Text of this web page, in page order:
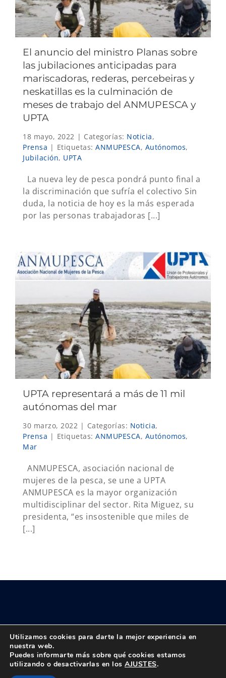
El anuncio del ministro Planas sobre
las jubilaciones anticipadas para
mariscadoras, rederas, percebeiras y
neskatillas es la culminación de
meses de trabajo del ANMUPESCA y
UPTA
18 mayo, 2022 | Categorías: Noticia,
Prensa | Etiquetas: ANMUPESCA, Autónomos,
Jubilación, UPTA
La nueva ley de pesca pondrá punto final a
la discriminación que sufría el colectivo Sin
duda, la noticia de hoy es la más esperada
por las personas trabajadoras [...]
UPTA representará a más de 11 mil
autónomas del mar
30 marzo, 2022 | Categorías: Noticia,
Prensa | Etiquetas: ANMUPESCA, Autónomos,
Mar
ANMUPESCA, asociación nacional de
mujeres de la pesca, se une a UPTA
ANMUPESCA es la mayor organización
multidisciplinar del sector. Rita Miguez, su
presidenta, “es insostenible que miles de
[...]
© Copyright 2018 - 2026 UPTA | Todos los derechos reservados
|Política de privacidad|Aviso Legal
Utilizamos cookies para darte la mejor experiencia en
nuestra web.
Puedes informarte más sobre qué cookies estamos
utilizando o desactivarlas en los AJUSTES.